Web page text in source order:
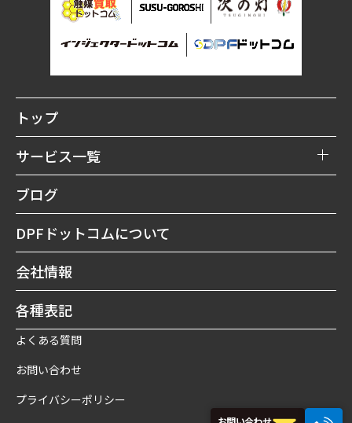
トップ
サービス一覧
DPFリビルト購入
DPF洗浄修理
DPF予防
ブログ
DPFドットコムについて
会社情報
各種表記
よくある質問
お問い合わせ
プライバシーポリシー